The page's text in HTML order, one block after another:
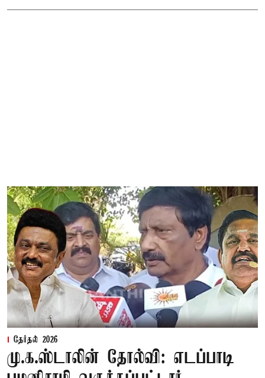
தேர்தல் 2026
மு.க.ஸ்டாலின் தோல்வி: எடப்பாடி